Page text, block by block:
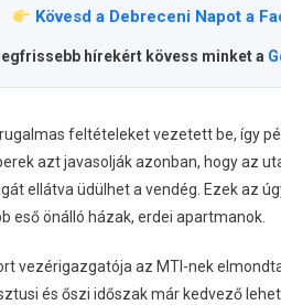
Kövesd a Debreceni Napot a
hírekért kövess minket a
feltételeket vezetett be, így
azt javasolják azonban, hogy az
ellátva üdülhet a vendég. Ezek az
eső önálló házak, erdei apartmanok.
vezérigazgatója az MTI-nek
és őszi időszak már kedvező